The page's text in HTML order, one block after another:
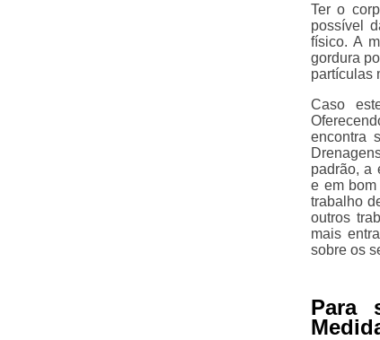
Ter o
possível
físico. A
gordura
partículas
Caso
encontra
padrão, a
e em bom
trabalho
outros
mais
sobre os
Para